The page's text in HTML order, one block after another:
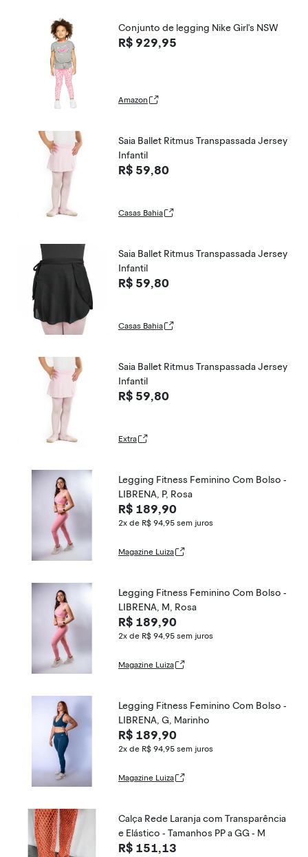
Conjunto de legging Nike Girl's NSW
R$ 929,95
Amazon
Saia Ballet Ritmus Transpassada Jersey
Infantil
R$ 59,80
Casas Bahia
Saia Ballet Ritmus Transpassada Jersey
Infantil
R$ 59,80
Casas Bahia
Saia Ballet Ritmus Transpassada Jersey
Infantil
R$ 59,80
Extra
Legging Fitness Feminino Com Bolso -
LIBRENA, P, Rosa
R$ 189,90
2x de R$ 94,95 sem juros
Magazine Luiza
Legging Fitness Feminino Com Bolso -
LIBRENA, M, Rosa
R$ 189,90
2x de R$ 94,95 sem juros
Magazine Luiza
Legging Fitness Feminino Com Bolso -
LIBRENA, G, Marinho
R$ 189,90
2x de R$ 94,95 sem juros
Magazine Luiza
Calça Rede Laranja com Transparência
e Elástico - Tamanhos PP a GG - M
R$ 151,13